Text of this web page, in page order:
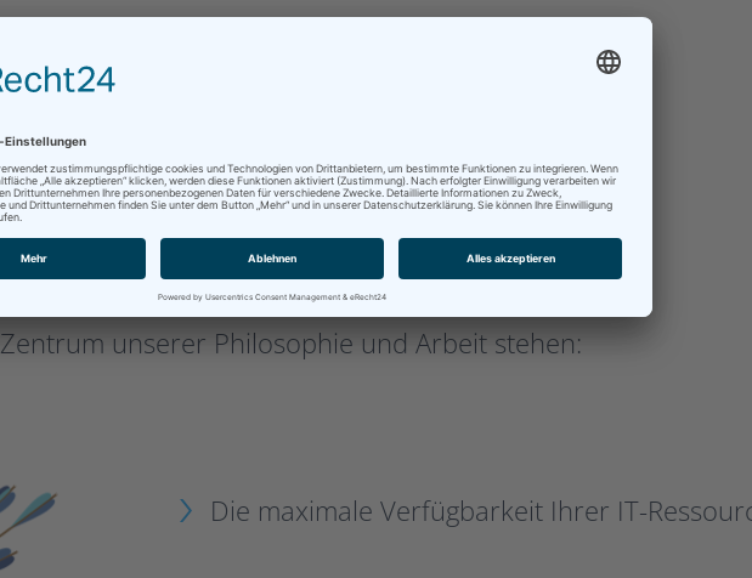
Unsere Ziele
unserer Philosophie und Arbeit stehen:
Die maximale Verfügbarkeit Ihrer IT-